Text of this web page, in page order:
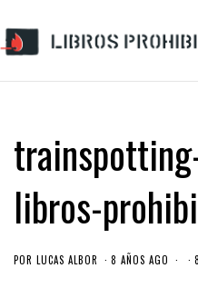
libros-
POR LUCAS ALBOR 8 AÑOS AGO